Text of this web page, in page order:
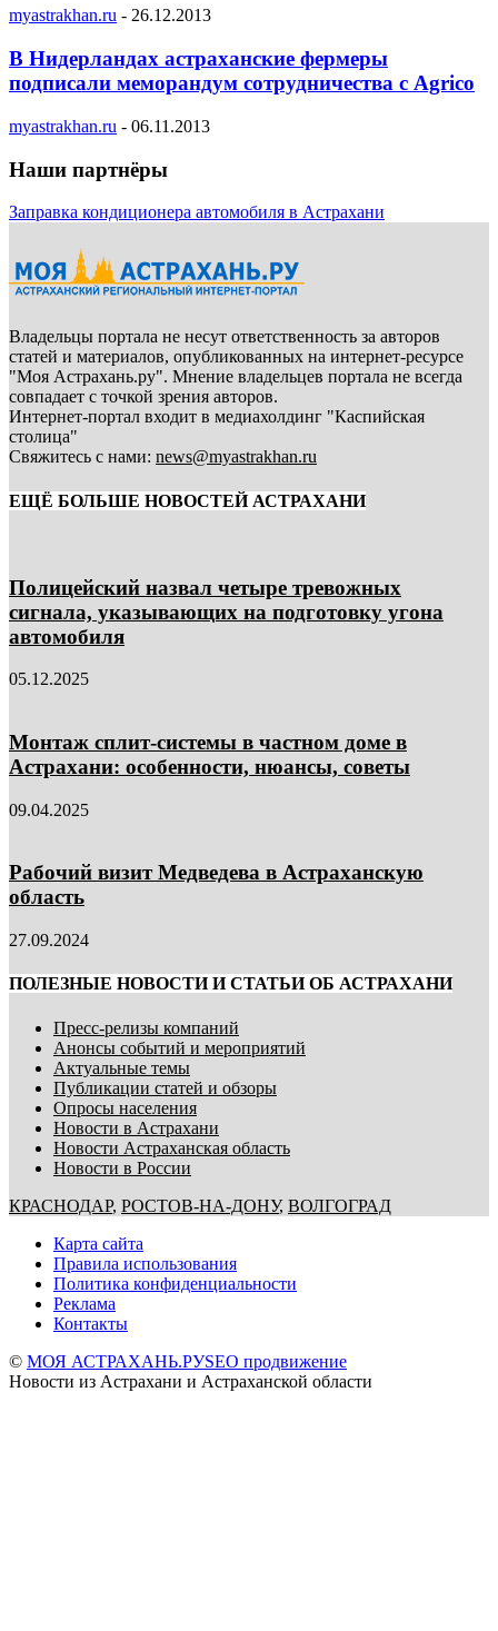
myastrakhan.ru - 26.12.2013
В Нидерландах астраханские фермеры
подписали меморандум сотрудничества с Agrico
myastrakhan.ru - 06.11.2013
Наши партнёры
Заправка кондиционера автомобиля в Астрахани
Владельцы портала не несут ответственность за авторов
статей и материалов, опубликованных на интернет-ресурсе
"Моя Астрахань.ру". Мнение владельцев портала не всегда
совпадает с точкой зрения авторов.
Интернет-портал входит в медиахолдинг "Каспийская
столица"
Свяжитесь с нами: news@myastrakhan.ru
ЕЩЁ БОЛЬШЕ НОВОСТЕЙ АСТРАХАНИ
Полицейский назвал четыре тревожных
сигнала, указывающих на подготовку угона
автомобиля
05.12.2025
Монтаж сплит-системы в частном доме в
Астрахани: особенности, нюансы, советы
09.04.2025
Рабочий визит Медведева в Астраханскую
область
27.09.2024
ПОЛЕЗНЫЕ НОВОСТИ И СТАТЬИ ОБ АСТРАХАНИ
Пресс-релизы компаний
Анонсы событий и мероприятий
Актуальные темы
Публикации статей и обзоры
Опросы населения
Новости в Астрахани
Новости Астраханская область
Новости в России
КРАСНОДАР, РОСТОВ-НА-ДОНУ, ВОЛГОГРАД
Карта сайта
Правила использования
Политика конфиденциальности
Реклама
Контакты
© МОЯ АСТРАХАНЬ.РУSEO продвижение
Новости из Астрахани и Астраханской области